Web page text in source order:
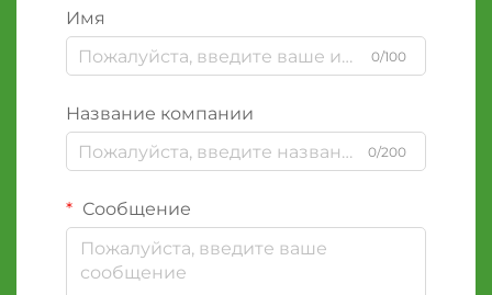
Имя
0/100
Название компании
0/200
Сообщение